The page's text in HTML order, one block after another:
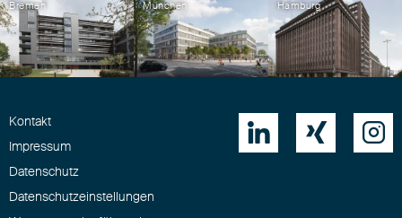
Bremen München Hamburg
Kontakt
Impressum
Datenschutz
Datenschutzeinstellungen
  